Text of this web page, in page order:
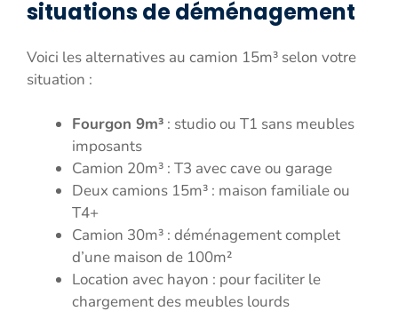
situations de déménagement
Voici les alternatives au camion 15m³ selon votre
situation :
Fourgon 9m³ : studio ou T1 sans meubles
imposants
Camion 20m³ : T3 avec cave ou garage
Deux camions 15m³ : maison familiale ou
T4+
Camion 30m³ : déménagement complet
d’une maison de 100m²
Location avec hayon : pour faciliter le
chargement des meubles lourds